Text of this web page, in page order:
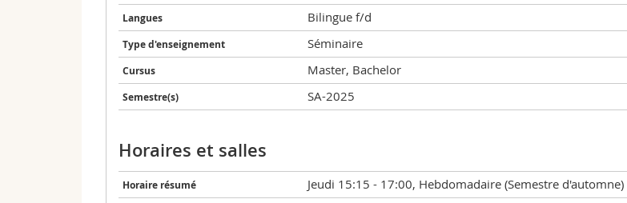
Langues Bilingue f/d
Type d'enseignement Séminaire
Cursus Master, Bachelor
Semestre(s) SA-2025
Horaires et salles
Horaire résumé Jeudi 15:15 - 17:00, Hebdomadaire (Semestre d'automne)